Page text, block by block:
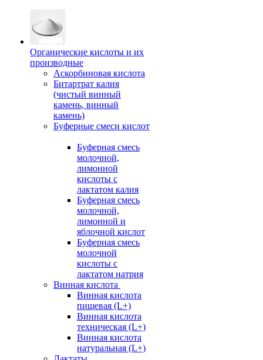
Органические кислоты и их
производные
Аскорбиновая кислота
Битартрат калия
(чистый винный
камень, винный
камень)
Буферные смеси кислот
Буферная смесь
молочной,
лимонной
кислоты с
лактатом калия
Буферная смесь
молочной,
лимонной и
яблочной кислот
Буферная смесь
молочной
кислоты с
лактатом натрия
Винная кислота
Винная кислота
пищевая (L+)
Винная кислота
техническая (L+)
Винная кислота
натуральная (L+)